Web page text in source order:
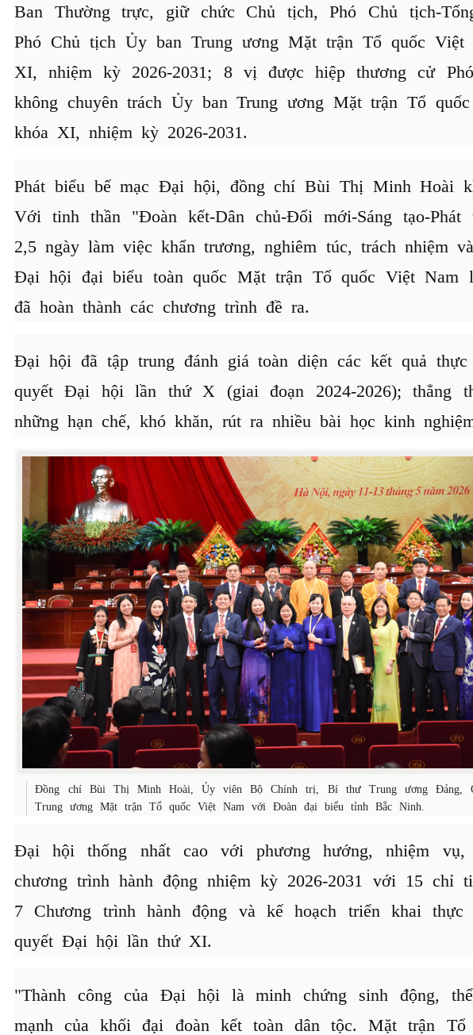
Ban Thường trực, giữ chức Chủ tịch, Phó Chủ tịch-
Phó Chủ tịch Ủy ban Trung ương Mặt trận Tổ quốc Việt
XI, nhiệm kỳ 2026-2031; 8 vị được hiệp thương cử
không chuyên trách Ủy ban Trung ương Mặt trận Tổ
khóa XI, nhiệm kỳ 2026-2031.
Phát biểu bế mạc Đại hội, đồng chí Bùi Thị Minh Hoài
Với tinh thần "Đoàn kết-Dân chủ-Đổi mới-Sáng tạo-Phát
2,5 ngày làm việc khẩn trương, nghiêm túc, trách nhiệm
Đại hội đại biểu toàn quốc Mặt trận Tổ quốc Việt Nam
đã hoàn thành các chương trình đề ra.
Đại hội đã tập trung đánh giá toàn diện các kết quả thực
quyết Đại hội lần thứ X (giai đoạn 2024-2026); thẳng
những hạn chế, khó khăn, rút ra nhiều bài học kinh
Đồng chí Bùi Thị Minh Hoài, Ủy viên Bộ Chính trị, Bí thư Trung ương Đảng,
Trung ương Mặt trận Tổ quốc Việt Nam với Đoàn đại biểu tỉnh Bắc Ninh.
Đại hội thống nhất cao với phương hướng, nhiệm vụ,
chương trình hành động nhiệm kỳ 2026-2031 với 15 chỉ
7 Chương trình hành động và kế hoạch triển khai thực
quyết Đại hội lần thứ XI.
"Thành công của Đại hội là minh chứng sinh động,
mạnh của khối đại đoàn kết toàn dân tộc. Mặt trận Tổ